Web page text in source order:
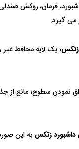
فرمان، روکش
می گیرد.
یک لایه محافظ
نمودن سطوح، مانع از
داشبورد زتکس به این